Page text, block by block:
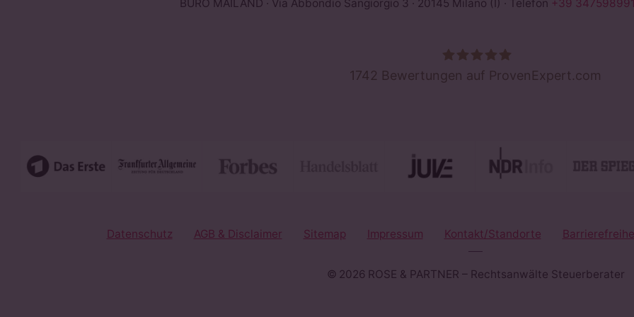
BÜRO MAILAND · Via Abbondio Sangiorgio 3 · 20145 Milano (I) · Telefon +39
1742 Bewertungen auf ProvenExpert.com
Datenschutz AGB & Disclaimer Sitemap Impressum Kontakt/Standorte
© 2026 ROSE & PARTNER – Rechtsanwälte Steuerberater